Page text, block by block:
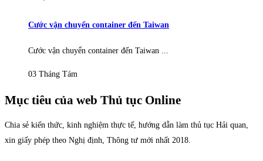
Cước vận chuyển container đến Taiwan
Cước vận chuyển container đến Taiwan ...
03 Tháng Tám
Mục tiêu của web Thủ tục Online
Chia sẻ kiến thức, kinh nghiệm thực tế, hướng dẫn làm thủ tục Hải quan,
xin giấy phép theo Nghị định, Thông tư mới nhất 2018.